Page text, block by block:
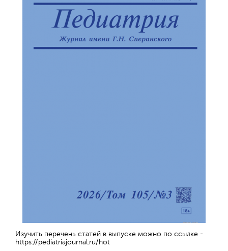
Изучить перечень статей в выпуске можно по ссылке -
https://pediatriajournal.ru/hot